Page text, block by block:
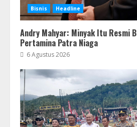
Bisnis Headline
Andry Mahyar: Minyak Itu Resmi
Pertamina Patra Niaga
6 Agustus 2026